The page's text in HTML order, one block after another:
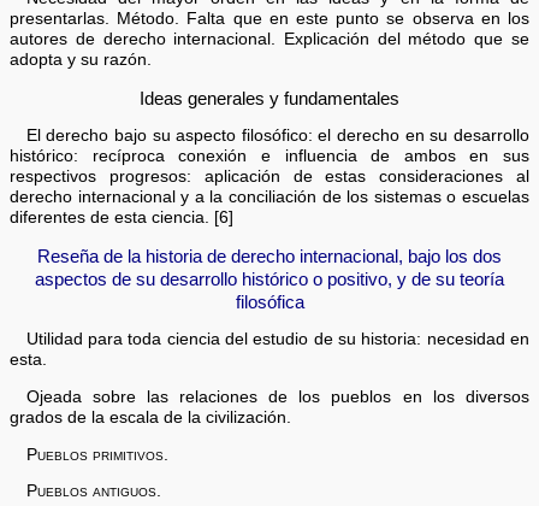
presentarlas. Método. Falta que en este punto se observa en los
autores de derecho internacional. Explicación del método que se
adopta y su razón.
Ideas generales y fundamentales
El derecho bajo su aspecto filosófico: el derecho en su desarrollo
histórico: recíproca conexión e influencia de ambos en sus
respectivos progresos: aplicación de estas consideraciones al
derecho internacional y a la conciliación de los sistemas o escuelas
diferentes de esta ciencia. [6]
Reseña de la historia de derecho internacional, bajo los dos
aspectos de su desarrollo histórico o positivo, y de su teoría
filosófica
Utilidad para toda ciencia del estudio de su historia: necesidad en
esta.
Ojeada sobre las relaciones de los pueblos en los diversos
grados de la escala de la civilización.
Pueblos primitivos.
Pueblos antiguos.